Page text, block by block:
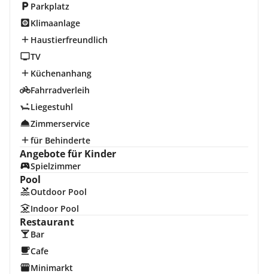
Parkplatz
Klimaanlage
Haustierfreundlich
TV
Küchenanhang
Fahrradverleih
Liegestuhl
Zimmerservice
für Behinderte
Angebote für Kinder
Spielzimmer
Pool
Outdoor Pool
Indoor Pool
Restaurant
Bar
Cafe
Minimarkt